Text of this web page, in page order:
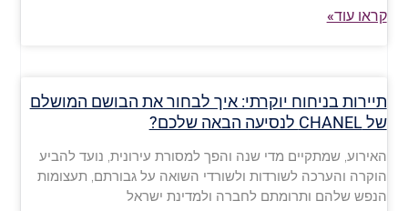
קראו עוד»
תיירות בניחוח יוקרתי: איך לבחור את הבושם המושלם
של CHANEL לנסיעה הבאה שלכם?
האירוע, שמתקיים מדי שנה והפך למסורת עירונית, נועד להביע
הוקרה והערכה לשורדות ולשורדי השואה על גבורתם, תעצומות
הנפש שלהם ותרומתם לחברה ולמדינת ישראל